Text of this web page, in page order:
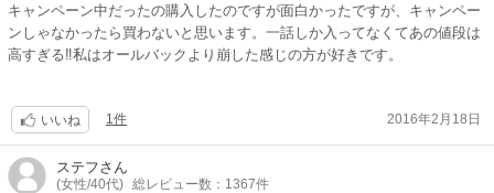
キャンペーン中だったの購入したのですが面白かったですが、キャンペー
ンしゃなかったら買わないと思います。一話しか入ってなくてあの値段は
高すぎる‼私はオールバックより崩した感じの方が好きです。
いいね 1件 2016年2月18日
ステフさん
(女性/40代) 総レビュー数：1367件